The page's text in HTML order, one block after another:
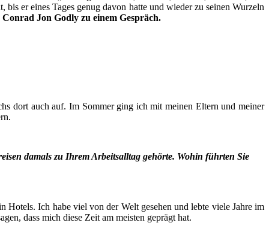
er eines Tages genug davon hat­te und wie­der zu sei­nen Wur­zeln
Jon God­ly zu einem Gespräch.
dort auch auf. Im Som­mer ging ich mit mei­nen Eltern und mei­ner
damals zu Ihrem Arbeits­all­tag gehör­te. Wohin führ­ten Sie
Ich habe viel von der Welt gese­hen und leb­te vie­le Jah­re im
dass mich die­se Zeit am meis­ten geprägt hat.